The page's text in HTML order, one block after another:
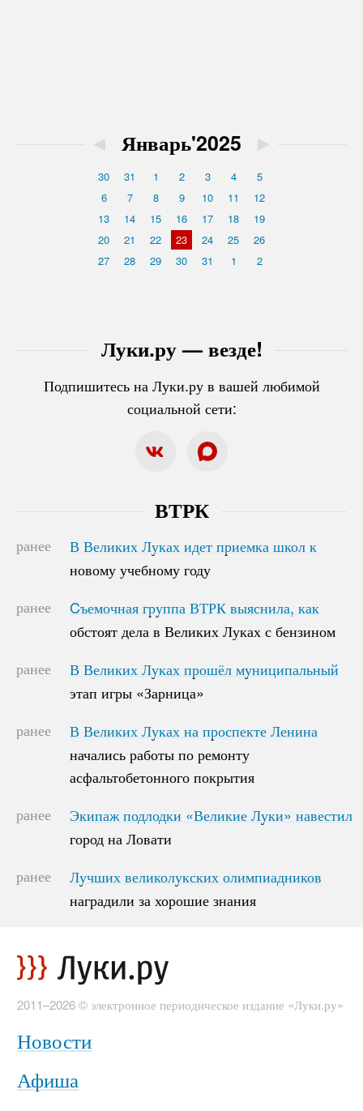
Луки.ру — везде!
Подпишитесь на Луки.ру в вашей любимой
социальной сети:
◄ Январь'2025 ►
30 31 1 2 3 4
5
6
7 8 9 10 11
12
13
14 15 16 17 18
19
20
21 22 23 24 25
26
27
28 29 30 31 1 2
ВТРК
ранее
В Великих Луках идет приемка школ к
новому учебному году
В Великих Луках идет приемка школ к
новому учебному году
ранее
Cъемочная группа ВТРК выяснила, как
обстоят дела в Великих Луках с бензином
Cъемочная группа ВТРК выяснила, как
обстоят дела в Великих Луках с бензином
ранее
В Великих Луках прошёл муниципальный
этап игры «Зарница»
В Великих Луках прошёл муниципальный
этап игры «Зарница»
ранее
В Великих Луках на проспекте Ленина
начались работы по ремонту
асфальтобетонного покрытия
В Великих Луках на проспекте Ленина
начались работы по ремонту
асфальтобетонного покрытия
ранее
Экипаж подлодки «Великие Луки» навестил
город на Ловати
Экипаж подлодки «Великие Луки» навестил
город на Ловати
ранее
Лучших великолукских олимпиадников
наградили за хорошие знания
Лучших великолукских олимпиадников
наградили за хорошие знания
2011–2026 © электронное периодическое издание «Луки.ру»
Новости
Афиша